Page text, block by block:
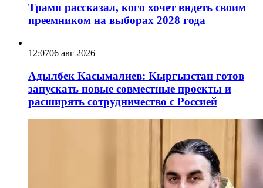
Трамп рассказал, кого хочет видеть своим
преемником на выборах 2028 года
12:0706 авг 2026
Адылбек Касымалиев: Кыргызстан готов
запускать новые совместные проекты и
расширять сотрудничество с Россией